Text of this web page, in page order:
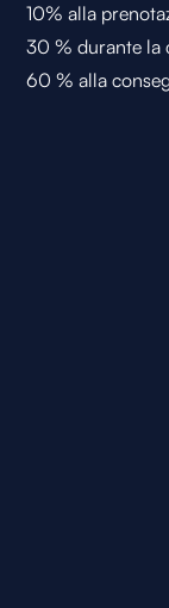
10% alla
30 % durante la
60 % alla